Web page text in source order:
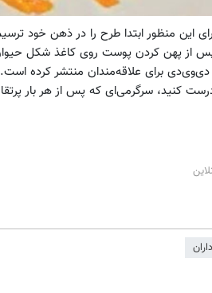
برای این منظور ابتدا طرح را در ذهن خود
از پهن کردن پوست روی کاغذ شکل
کنید، سرگرمی‌ای که پس از هر بار